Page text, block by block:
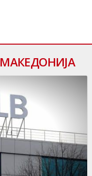
МАКЕДОНИЈА